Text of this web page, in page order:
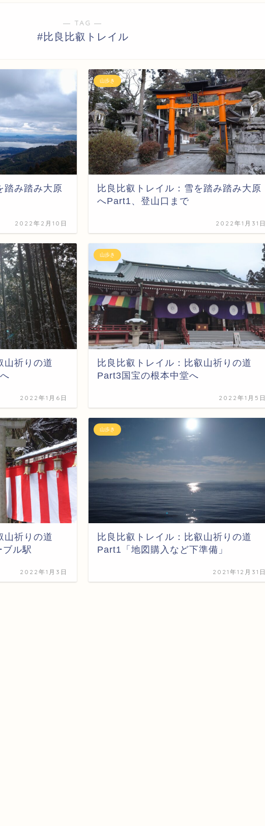
― TAG ―
#比良比叡トレイル
踏み踏み大原
2022年2月10日
山歩き
比良比叡トレイル：雪を踏み踏み大原
へPart1、登山口まで
2022年1月31日
山祈りの道
2022年1月6日
山歩き
比良比叡トレイル：比叡山祈りの道
Part3国宝の根本中堂へ
2022年1月5日
山祈りの道
ル駅
2022年1月3日
山歩き
比良比叡トレイル：比叡山祈りの道
Part1「地図購入など下準備」
2021年12月31日